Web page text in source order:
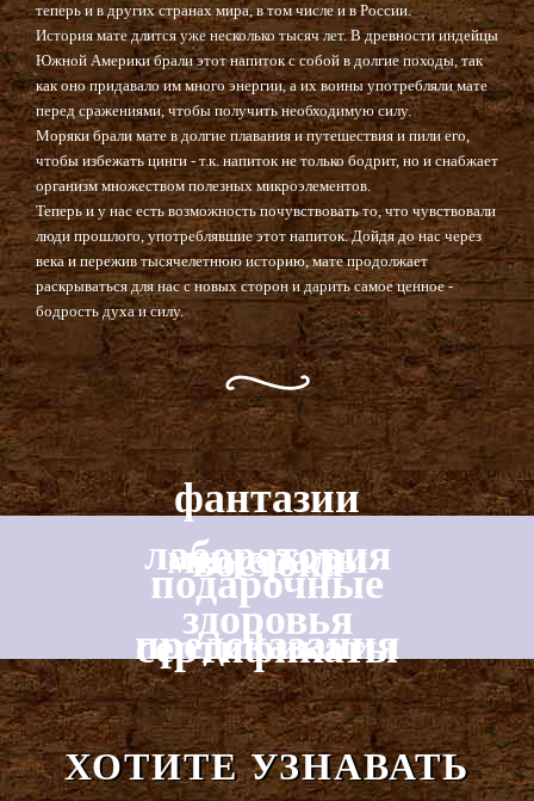
теперь и в других странах мира, в том числе и в России.
История мате длится уже несколько тысяч лет. В древности индейцы
Южной Америки брали этот напиток с собой в долгие походы, так
как оно придавало им много энергии, а их воины употребляли мате
перед сражениями, чтобы получить необходимую силу.
Моряки брали мате в долгие плавания и путешествия и пили его,
чтобы избежать цинги - т.к. напиток не только бодрит, но и снабжает
организм множеством полезных микроэлементов.
Теперь и у нас есть возможность почувствовать то, что чувствовали
люди прошлого, употреблявшие этот напиток. Дойдя до нас через
века и пережив тысячелетнюю историю, мате продолжает
раскрываться для нас с новых сторон и дарить самое ценное -
бодрость духа и силу.
фантазии
востока
минералы
лаборатория
здоровья
подарочные
сертификаты
предсказания
ХОТИТЕ УЗНАВАТЬ